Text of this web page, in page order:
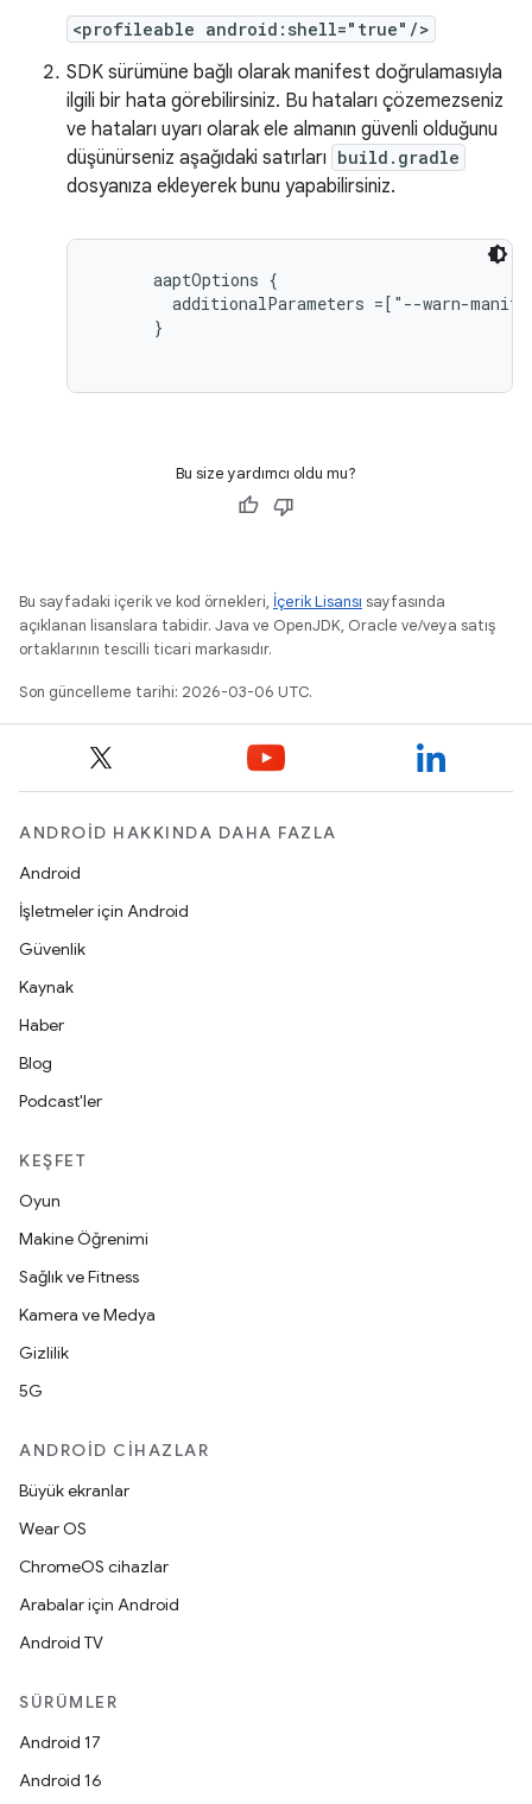
<profileable android:shell="true"/>
SDK sürümüne bağlı olarak manifest doğrulamasıyla
ilgili bir hata görebilirsiniz. Bu hataları çözemezseniz
ve hataları uyarı olarak ele almanın güvenli olduğunu
düşünürseniz aşağıdaki satırları build.gradle
dosyanıza ekleyerek bunu yapabilirsiniz.
aaptOptions {
additionalParameters =["--warn-
      }
Bu size yardımcı oldu mu?
Bu sayfadaki içerik ve kod örnekleri, İçerik Lisansı sayfasında
açıklanan lisanslara tabidir. Java ve OpenJDK, Oracle ve/veya satış
ortaklarının tescilli ticari markasıdır.
Son güncelleme tarihi: 2026-03-06 UTC.
ANDROID HAKKINDA DAHA FAZLA
Android
İşletmeler için Android
Güvenlik
Kaynak
Haber
Blog
Podcast'ler
KEŞFET
Oyun
Makine Öğrenimi
Sağlık ve Fitness
Kamera ve Medya
Gizlilik
5G
ANDROID CIHAZLAR
Büyük ekranlar
Wear OS
ChromeOS cihazlar
Arabalar için Android
Android TV
SÜRÜMLER
Android 17
Android 16